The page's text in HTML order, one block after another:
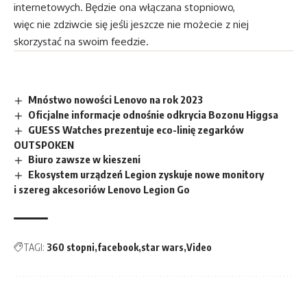
internetowych. Będzie ona włączana stopniowo,
więc nie zdziwcie się jeśli jeszcze nie możecie z niej
skorzystać na swoim feedzie.
Mnóstwo nowości Lenovo na rok 2023
Oficjalne informacje odnośnie odkrycia Bozonu Higgsa
GUESS Watches prezentuje eco-linię zegarków
OUTSPOKEN
Biuro zawsze w kieszeni
Ekosystem urządzeń Legion zyskuje nowe monitory
i szereg akcesoriów Lenovo Legion Go
TAGI: 360 stopni facebook star wars Video